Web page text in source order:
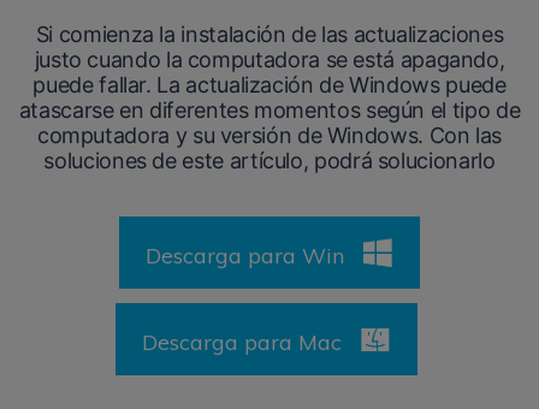
Sala de prensa
Tienda
Pruébalo Gratis
Recoverit para Mac
Pruébalo Gratis
Recoverit Gratis
Recuperar Medios Borrados
Soluciones de Recuperación Exclusivas Nuevo
Recuperar Documentos
VER TODAS LAS FUNCIONES
Recursos
Por qué Recoverit
Experto en Recuperación de Datos
Temas Destacados
Guía
DESCARGAR Sign In
Si comienza la instalación de las actualizaciones
justo cuando la computadora se está apagando,
puede fallar. La actualización de Windows puede
atascarse en diferentes momentos según el tipo de
computadora y su versión de Windows. Con las
soluciones de este artículo, podrá solucionarlo
Descarga para Win
Descarga para Mac